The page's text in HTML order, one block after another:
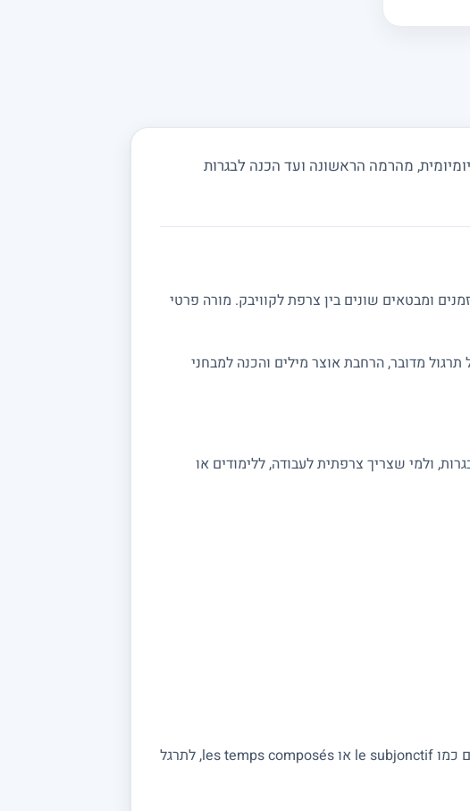
מהרמה הראשונה ועד הכנה לבגרות
ומבטאים שונים בין צרפת לקוויבק. מורה פרטי
מדובר, הרחבת אוצר מילים והכנה למבחני
ולמי שצריך צרפתית לעבודה, ללימודים או
תרגילי דקדוק, חיבורים ותרגומים בצרפתית דורשים לעיתים ליווי צמוד. מורה פרטי יכול להסביר כללים כמו le subjonctif או les temps composés, לתרגל